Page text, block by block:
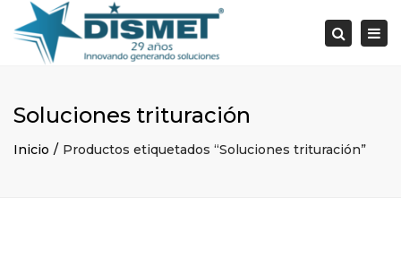
Search
Soluciones trituración
Inicio Productos etiquetados “Soluciones trituración”